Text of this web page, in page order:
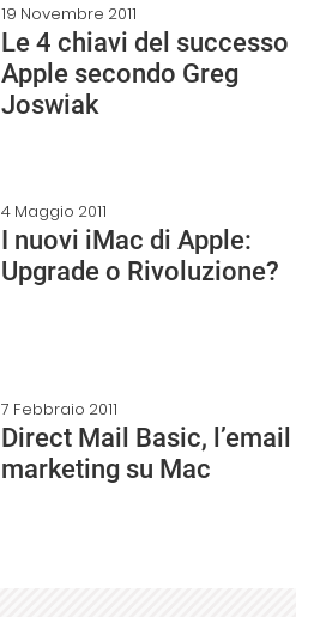
19 Novembre 2011
Le 4 chiavi del successo
Apple secondo Greg
Joswiak
4 Maggio 2011
I nuovi iMac di Apple:
Upgrade o Rivoluzione?
7 Febbraio 2011
Direct Mail Basic, l’email
marketing su Mac